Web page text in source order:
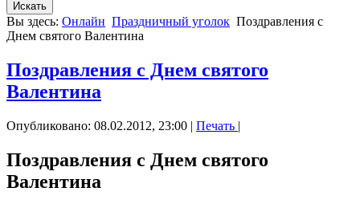
Вы здесь: Онлайн Праздничный уголок Поздравления с
Днем святого Валентина
Поздравления с Днем святого
Валентина
Опубликовано: 08.02.2012, 23:00 | Печать |
Поздравления с Днем святого
Валентина